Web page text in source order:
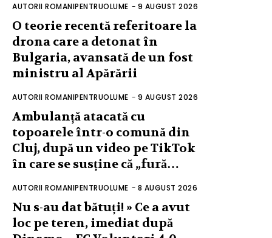
AUTORII ROMANIPENTRUOLUME - 9 AUGUST 2026
O teorie recentă referitoare la
drona care a detonat în
Bulgaria, avansată de un fost
ministru al Apărării
AUTORII ROMANIPENTRUOLUME - 9 AUGUST 2026
Ambulanță atacată cu
topoarele într-o comună din
Cluj, după un video pe TikTok
în care se susține că „fură…
AUTORII ROMANIPENTRUOLUME - 8 AUGUST 2026
Nu s-au dat bătuți! » Ce a avut
loc pe teren, imediat după